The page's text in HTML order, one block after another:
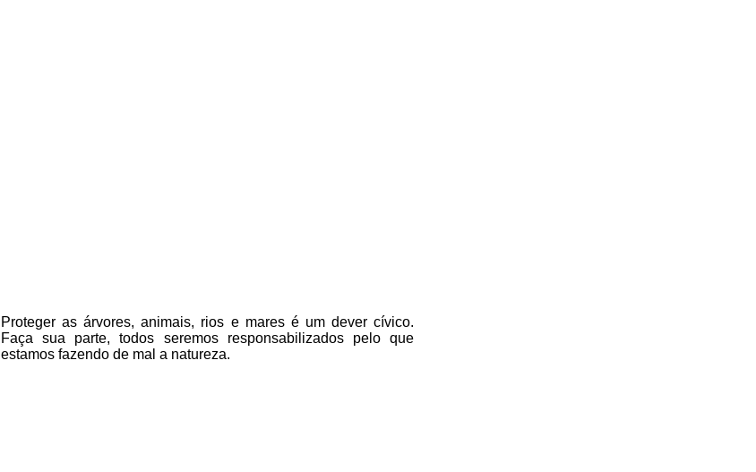
Proteger as árvores, animais, rios e mares é um dever cívico.
Faça sua parte, todos seremos responsabilizados pelo que
estamos fazendo de mal a natureza.